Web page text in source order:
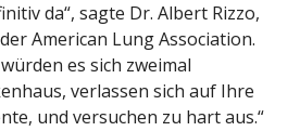
da“, sagte Dr. Albert Rizzo,
American Lung Association.
es sich zweimal
verlassen sich auf Ihre
und versuchen zu hart aus.“